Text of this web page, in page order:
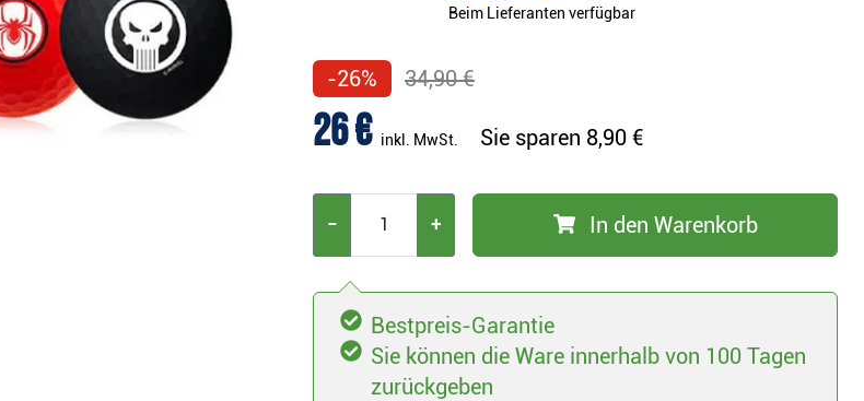
Beim Lieferanten verfügbar
-26% 34,90 €
26 € inkl. MwSt. Sie sparen 8,90 €
− + In den Warenkorb
Bestpreis-Garantie
Sie können die Ware innerhalb von 100 Tagen
zurückgeben